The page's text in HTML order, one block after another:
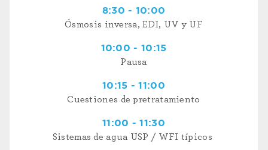
8:30 - 10:00
Ósmosis inversa, EDI, UV y UF
10:00 - 10:15
Pausa
10:15 - 11:00
Cuestiones de pretratamiento
11:00 - 11:30
Sistemas de agua USP / WFI típicos